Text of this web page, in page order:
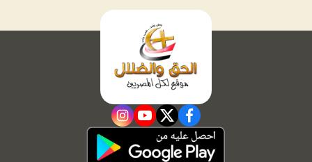
facebook
twitter
youtube
instagram